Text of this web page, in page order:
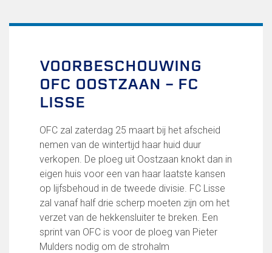
Fysiotherapie voor leden
Kledingplan
Merchandise
Contributie
Gevonden voorwerpen
Verenigingsdocumenten
Teams
FC Lisse 1
FC Lisse 2
Toegangs- en seizoenskaarten
Heren- en jongensvoetbal
Vrouwen 1
VOORBESCHOUWING
OFC OOSTZAAN – FC
LISSE
OFC zal zaterdag 25 maart bij het afscheid
nemen van de wintertijd haar huid duur
verkopen. De ploeg uit Oostzaan knokt dan in
eigen huis voor een van haar laatste kansen
op lijfsbehoud in de tweede divisie. FC Lisse
zal vanaf half drie scherp moeten zijn om het
verzet van de hekkensluiter te breken. Een
sprint van OFC is voor de ploeg van Pieter
Mulders nodig om de strohalm